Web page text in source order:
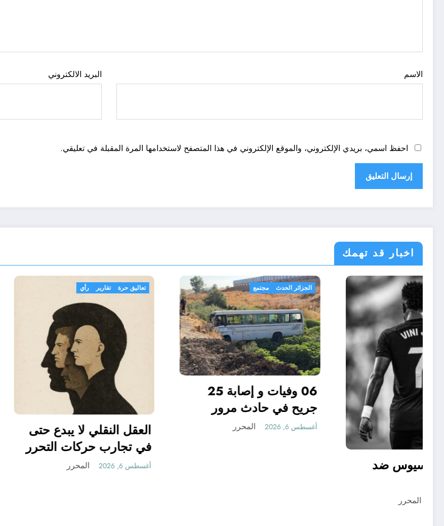
الاسم البريد الالكتروني
احفظ اسمي، بريدي الإلكتروني، والموقع الإلكتروني في هذا المتصفح لاستخدامها المرة المقبلة في تعليقي.
اخبار قد تهمك
العقل النقلي
في تجارب
الجزائر الحدث مجتمع
06 وفيات و إصابة 25
جريح في حادث مرور
المحرر
اسرار رياضة
مؤامرة فينيسيوس ضد